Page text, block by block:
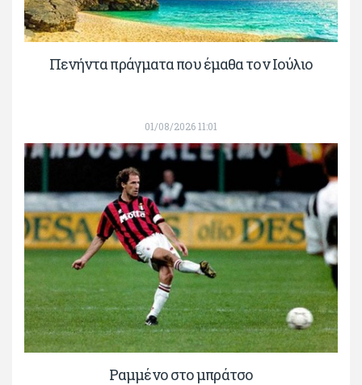
Πενήντα πράγματα που έμαθα τον Ιούλιο
01/08/2026 11:01
Ραμμένο στο μπράτσο